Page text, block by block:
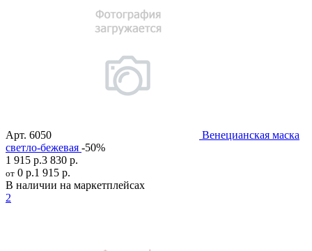
Арт. 6050
Венецианская маска
светло-бежевая -50%
1 915 р.3 830 р.
от 0 р.1 915 р.
В наличии на маркетплейсах
2